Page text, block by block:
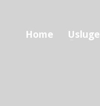
Home Usluge